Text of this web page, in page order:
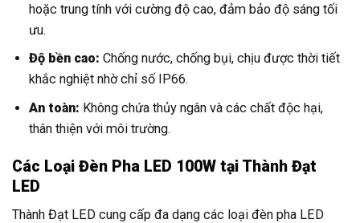
hoặc trung tính với cường độ cao, đảm bảo độ sáng tối
ưu.
Độ bền cao: Chống nước, chống bụi, chịu được thời tiết
khắc nghiệt nhờ chỉ số IP66.
An toàn: Không chứa thủy ngân và các chất độc hại,
thân thiện với môi trường.
Các Loại Đèn Pha LED 100W tại Thành Đạt
LED
Thành Đạt LED cung cấp đa dạng các loại đèn pha LED